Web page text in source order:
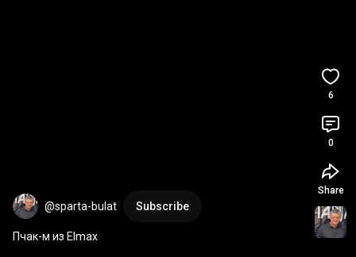
@sparta-bulat Subscribe
Пчак-м из Elmax
6
0
Share